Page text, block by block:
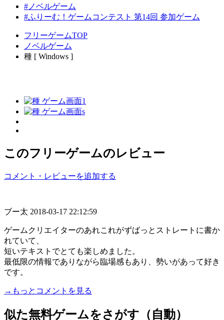
#ノベルゲーム
#ふりーむ！ゲームコンテスト 第14回 参加ゲーム
フリーゲームTOP
ノベルゲーム
種 [ Windows ]
このフリーゲームのレビュー
コメント・レビューを追加する
ブー太 2018-03-17 22:12:59
ゲームクリエイターのあれこれがずばっとストレートに書か
れていて、
短いテキストでとても楽しめました。
最低限の情報でありながら臨場感もあり、勢いがあって好き
です。
→もっとコメントを見る
似た無料ゲームをさがす（自動）